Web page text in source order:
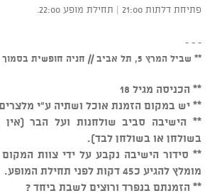
פתיחת דלתות 21:00 | תחילת מופע 22:00.
- - -
** שביל המרץ 5, תל אביב // חניה חופשית בסמוך למקום
** הכניסה מגיל 18
** יש במקום הזמנת אוכל ושתיה ע"י
** הישיבה סביב שולחנות ועל הבר (אין
בשולחן או בשולחן לבד).
** סידור הישיבה נקבע על ידי צוות
מומלץ להגיע כ45 דקות לפני תחילת המופע.
** הזמנתם בנפרד ורוצים לשבת ביחד ?